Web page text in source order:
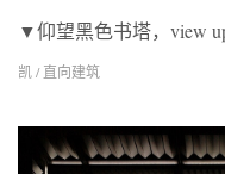
▼仰望黑色书塔，view
凯 / 直向建筑